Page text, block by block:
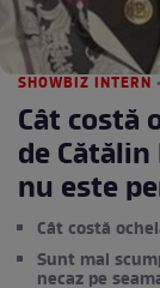
SHOWBIZ INTERN
Cât costă
de
nu este
Cât costă
Sunt mai
necaz pe